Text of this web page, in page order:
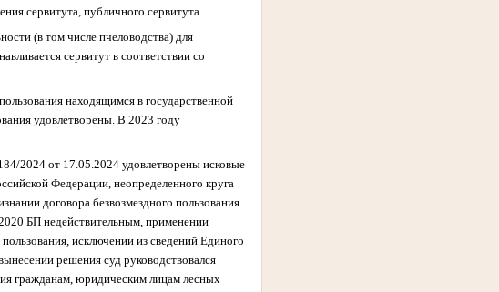
сервитута, публичного сервитута.
(в том числе пчеловодства) для
сервитут в соответствии со
находящимся в государственной
удовлетворены. В 2023 году
2024 от 17.05.2024 удовлетворены исковые
Федерации, неопределенного круга
договора безвозмездного пользования
БП недействительным, применении
исключении из сведений Единого
решения суд руководствовался
гражданам, юридическим лицам лесных